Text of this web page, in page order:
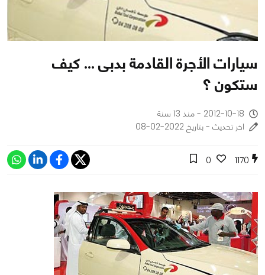
سيارات الأجرة القادمة بدبى ... كيف
ستكون ؟
2012-10-18 - منذ 13 سنة
اخر تحديث - بتاريخ 2022-02-08
1170
0